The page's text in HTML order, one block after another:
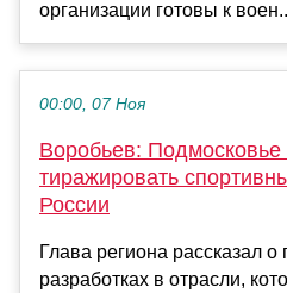
организации готовы к
00:00, 07 Ноя
Воробьев: Подмосковье
тиражировать
России
Глава региона рассказал о
разработках в отрасли,